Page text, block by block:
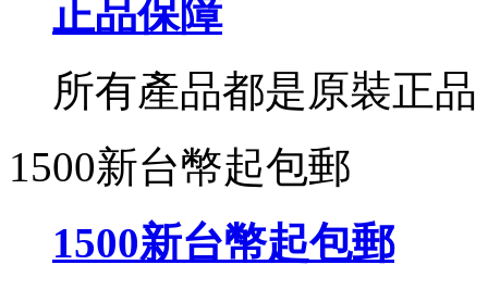
正品保障
所有產品都是原裝正品
1500新台幣起包郵
1500新台幣起包郵